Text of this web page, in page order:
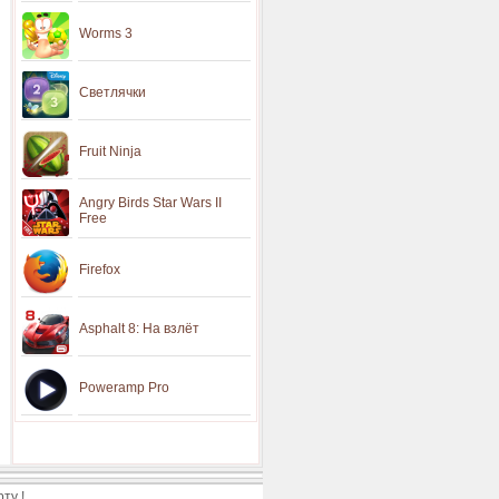
Worms 3
Светлячки
Fruit Ninja
Angry Birds Star Wars II
Free
Firefox
Asphalt 8: На взлёт
Poweramp Pro